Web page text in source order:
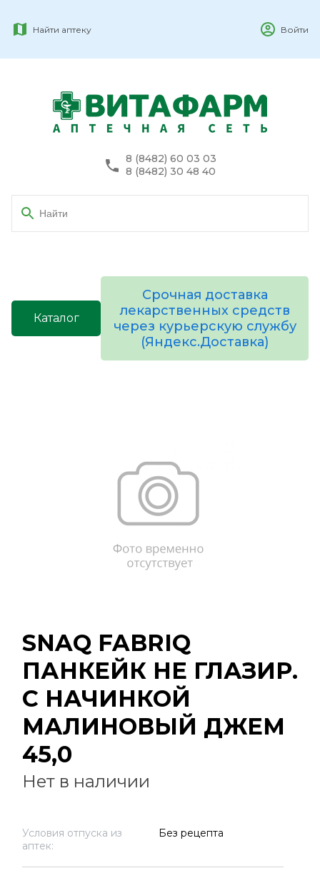
Найти аптеку Войти
8 (8482) 60 03 03
8 (8482) 30 48 40
Каталог
Срочная доставка
лекарственных средств
через курьерскую службу
(Яндекс.Доставка)
SNAQ FABRIQ
ПАНКЕЙК НЕ ГЛАЗИР.
С НАЧИНКОЙ
МАЛИНОВЫЙ ДЖЕМ
45,0
Нет в наличии
Условия отпуска из
аптек:
Без рецепта